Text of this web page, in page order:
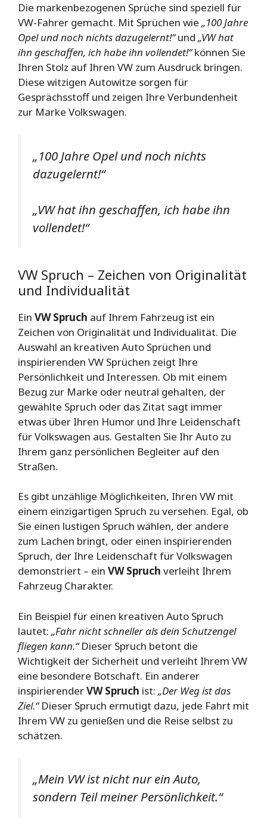
Die markenbezogenen Sprüche sind speziell für
VW-Fahrer gemacht. Mit Sprüchen wie „100 Jahre
Opel und noch nichts dazugelernt!“und „VW hat
ihn geschaffen, ich habe ihn vollendet!“können Sie
Ihren Stolz auf Ihren VW zum Ausdruck bringen.
Diese witzigen Autowitze sorgen für
Gesprächsstoff und zeigen Ihre Verbundenheit
zur Marke Volkswagen.
„100 Jahre Opel und noch nichts
dazugelernt!“
„VW hat ihn geschaffen, ich habe ihn
vollendet!“
VW Spruch – Zeichen von Originalität
und Individualität
Ein VW Spruch auf Ihrem Fahrzeug ist ein
Zeichen von Originalität und Individualität. Die
Auswahl an kreativen Auto Sprüchen und
inspirierenden VW Sprüchen zeigt Ihre
Persönlichkeit und Interessen. Ob mit einem
Bezug zur Marke oder neutral gehalten, der
gewählte Spruch oder das Zitat sagt immer
etwas über Ihren Humor und Ihre Leidenschaft
für Volkswagen aus. Gestalten Sie Ihr Auto zu
Ihrem ganz persönlichen Begleiter auf den
Straßen.
Es gibt unzählige Möglichkeiten, Ihren VW mit
einem einzigartigen Spruch zu versehen. Egal, ob
Sie einen lustigen Spruch wählen, der andere
zum Lachen bringt, oder einen inspirierenden
Spruch, der Ihre Leidenschaft für Volkswagen
demonstriert – ein VW Spruch verleiht Ihrem
Fahrzeug Charakter.
Ein Beispiel für einen kreativen Auto Spruch
lautet: „Fahr nicht schneller als dein Schutzengel
fliegen kann.“Dieser Spruch betont die
Wichtigkeit der Sicherheit und verleiht Ihrem VW
eine besondere Botschaft. Ein anderer
inspirierenderVW Spruch ist: „Der Weg ist das
Ziel.“Dieser Spruch ermutigt dazu, jede Fahrt mit
Ihrem VW zu genießen und die Reise selbst zu
schätzen.
„Mein VW ist nicht nur ein Auto,
sondern Teil meiner Persönlichkeit.“